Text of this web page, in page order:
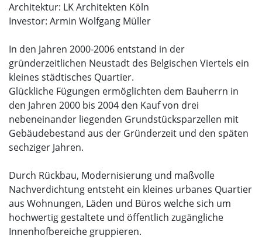
Architektur: LK Architekten Köln
Investor: Armin Wolfgang Müller
In den Jahren 2000-2006 entstand in der
gründerzeitlichen Neustadt des Belgischen Viertels ein
kleines städtisches Quartier.
Glückliche Fügungen ermöglichten dem Bauherrn in
den Jahren 2000 bis 2004 den Kauf von drei
nebeneinander liegenden Grundstücksparzellen mit
Gebäudebestand aus der Gründerzeit und den späten
sechziger Jahren.
Durch Rückbau, Modernisierung und maßvolle
Nachverdichtung entsteht ein kleines urbanes Quartier
aus Wohnungen, Läden und Büros welche sich um
hochwertig gestaltete und öffentlich zugängliche
Innenhofbereiche gruppieren.